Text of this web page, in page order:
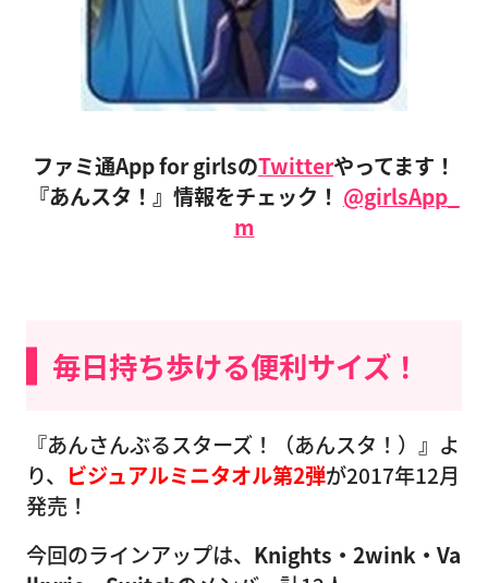
ファミ通App for girlsのTwitterやってます！
『あんスタ！』情報をチェック！ @girlsApp_
m
毎日持ち歩ける便利サイズ！
『あんさんぶるスターズ！（あんスタ！）』よ
り、 ビジュアルミニタオル第2弾が2017年12月
発売！
今回のラインアップは、 Knights・2wink・Va